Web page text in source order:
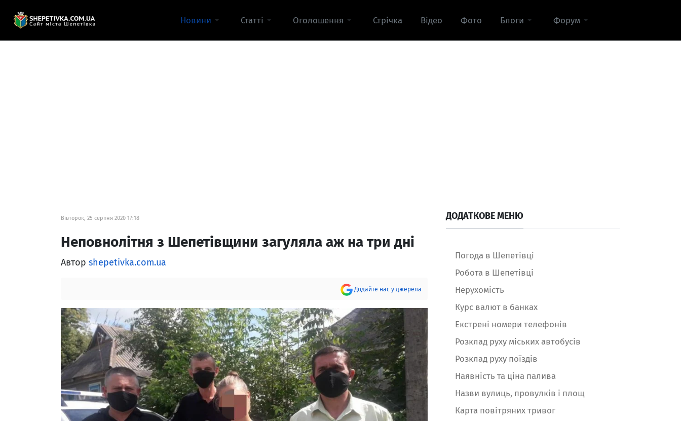
Новини Статті Оголошення Стрічка Відео Фото Блоги Форум
Вівторок, 25 серпня 2020 17:18
Неповнолітня з Шепетівщини загуляла аж на три дні
Автор shepetivka.com.ua
Додайте нас у джерела
ДОДАТКОВЕ МЕНЮ
Погода в Шепетівці
Робота в Шепетівці
Нерухомість
Курс валют в банках
Екстрені номери телефонів
Розклад руху міських автобусів
Розклад руху поїздів
Наявність та ціна палива
Назви вулиць, провулків і площ
Карта повітряних тривог